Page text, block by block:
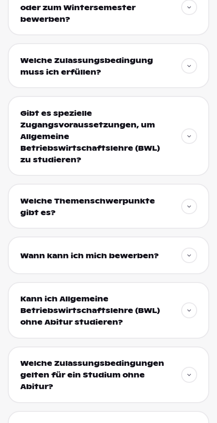
oder zum Wintersemester
bewerben?
Welche Zulassungsbedingung
muss ich erfüllen?
Gibt es spezielle
Zugangsvoraussetzungen, um
Allgemeine
Betriebswirtschaftslehre (BWL)
zu studieren?
Welche Themenschwerpunkte
gibt es?
Wann kann ich mich bewerben?
Kann ich Allgemeine
Betriebswirtschaftslehre (BWL)
ohne Abitur studieren?
Welche Zulassungsbedingungen
gelten für ein Studium ohne
Abitur?